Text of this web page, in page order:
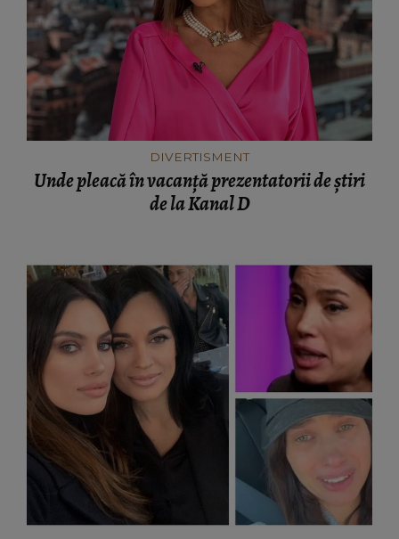
DIVERTISMENT
Unde pleacă în vacanță prezentatorii de știri
de la Kanal D